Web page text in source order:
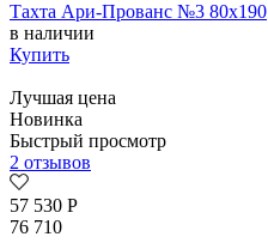
Тахта Ари-Прованс №3 80х190
в наличии
Купить
Лучшая цена
Новинка
Быстрый просмотр
2 отзывов
57 530 Р
76 710